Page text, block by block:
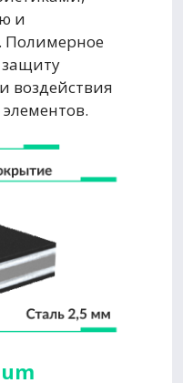
и
Полимерное
воздействия